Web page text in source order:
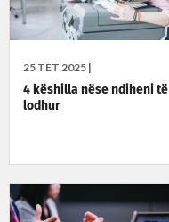
25 TET 2025 |
4 këshilla nëse ndiheni të
lodhur